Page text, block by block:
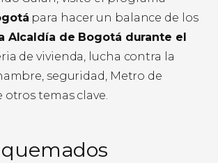
para hacer un balance de los
Alcaldía de Bogotá durante el
de vivienda, lucha contra la
seguridad, Metro de
otros temas clave.